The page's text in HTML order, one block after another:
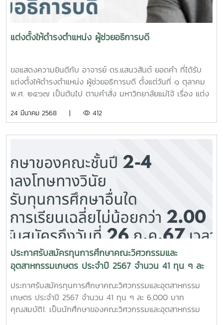
แต่งตั้งให้ดำรงตำแหน่ง ผู้ช่วยอธิการบดี
ขอแสดงความยินดีกับ อาจารย์ ดร.แสนวสันต์ ยอดคำ ที่ได้รับ
แต่งตั้งให้ดำรงตำแหน่ง ผู้ช่วยอธิการบดี ตั้งแต่วันที่ ๑ ตุลาคม
พ.ศ. ๒๕๖๗ เป็นต้นไป ตามคำสั่ง มหาวิทยาลัยแม่โจ้ เรื่อง แต่ง
24 มีนาคม 2568 | 412
ประกาศรับสมัครทุนการศึกษาคณะวิศวกรรมและ
อุตสาหกรรมเกษตร ประจำปี 2567 จำนวน 41 ทุน ๆ ละ
6,000 บาท
ประกาศรับสมัครทุนการศึกษาคณะวิศวกรรมและอุตสาหกรรม
เกษตร ประจำปี 2567 จำนวน 41 ทุน ๆ ละ 6,000 บาท
คุณสมบัติ1. เป็นนักศึกษาของคณะวิศวกรรมและอุตสาหกรรม